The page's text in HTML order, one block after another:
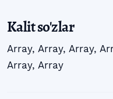
Kalit so'zlar
Array, Array, Array,
Array, Array